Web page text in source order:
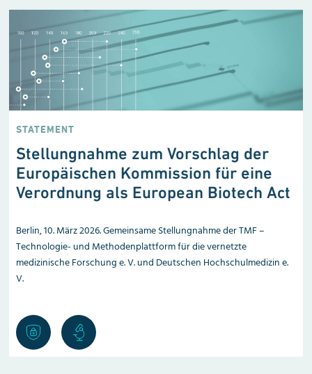
STATEMENT
Stellungnahme zum Vorschlag der
Europäischen Kommission für eine
Verordnung als European Biotech Act
Berlin, 10. März 2026. Gemeinsame Stellungnahme der TMF –
Technologie- und Methoden­plattform für die vernetzte
medizinische Forschung e. V. und Deutschen Hochschulmedizin e.
V.